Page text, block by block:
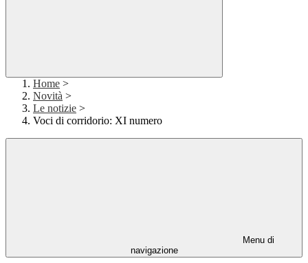
Home >
Novità >
Le notizie >
Voci di corridorio: XI numero
Menu di
navigazione